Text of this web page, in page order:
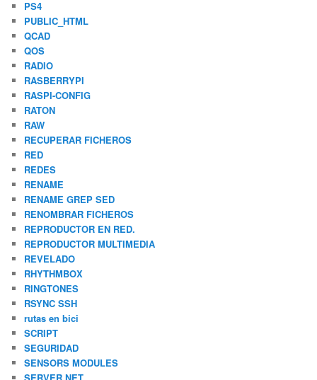
PS4
PUBLIC_HTML
QCAD
QOS
RADIO
RASBERRYPI
RASPI-CONFIG
RATON
RAW
RECUPERAR FICHEROS
RED
REDES
RENAME
RENAME GREP SED
RENOMBRAR FICHEROS
REPRODUCTOR EN RED.
REPRODUCTOR MULTIMEDIA
REVELADO
RHYTHMBOX
RINGTONES
RSYNC SSH
rutas en bici
SCRIPT
SEGURIDAD
SENSORS MODULES
SERVER.NET